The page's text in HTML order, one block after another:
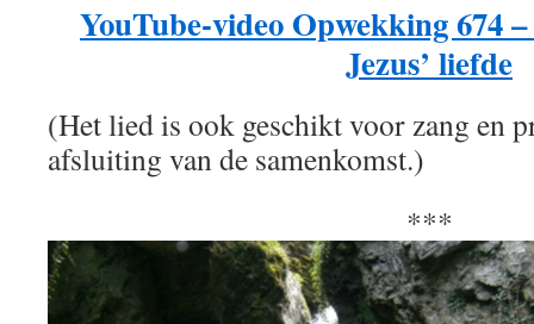
YouTube-video Opwekking 674
Jezus’ liefde
(Het lied is ook geschikt voor zang en
afsluiting van de samenkomst.)
***